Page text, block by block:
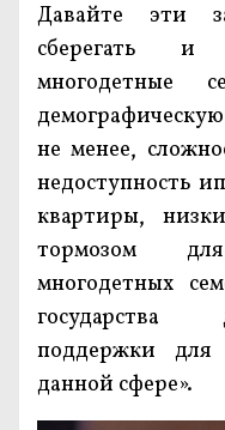
Давайте эти
сберегать и
многодетные
не менее,
недоступность
квартиры,
тормозом
многодетных
государства
поддержки
данной сфере».